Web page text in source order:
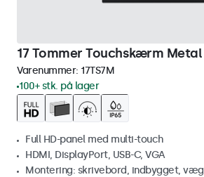
17 Tommer Touchskærm Metal
Varenummer: 17TS7M
100+ stk. på lager
Full HD-panel med multi-touch
HDMI, DisplayPort, USB-C, VGA
Montering: skrivebord, indbygget, væg